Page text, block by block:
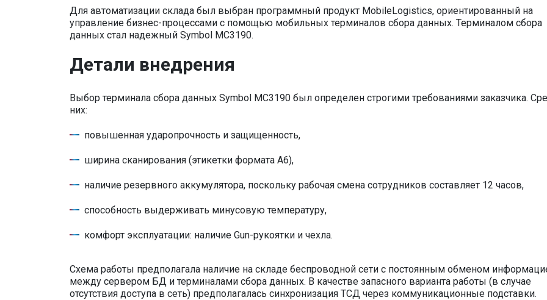
Для автоматизации склада был выбран программный продукт MobileLogistics, ориентированный на
управление бизнес-процессами с помощью мобильных терминалов сбора данных. Терминалом сбора
данных стал надежный Symbol МС3190.
Детали внедрения
Выбор терминала сбора данных Symbol МС3190 был определен строгими требованиями заказчика.
них:
повышенная ударопрочность и защищенность,
ширина сканирования (этикетки формата А6),
наличие резервного аккумулятора, поскольку рабочая смена сотрудников составляет 12 часов,
способность выдерживать минусовую температуру,
комфорт эксплуатации: наличие Gun-рукоятки и чехла.
Схема работы предполагала наличие на складе беспроводной сети с постоянным обменом
между сервером БД и терминалами сбора данных. В качестве запасного варианта работы (в случае
отсутствия доступа в сеть) предполагалась синхронизация ТСД через коммуникационные подставки.